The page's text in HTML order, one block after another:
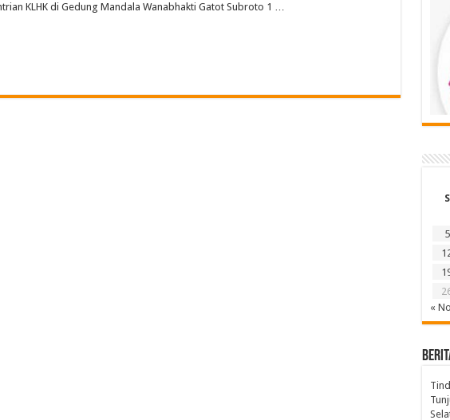
KLHK di Gedung Mandala Wanabhakti Gatot Subroto 1 …
S
5
«